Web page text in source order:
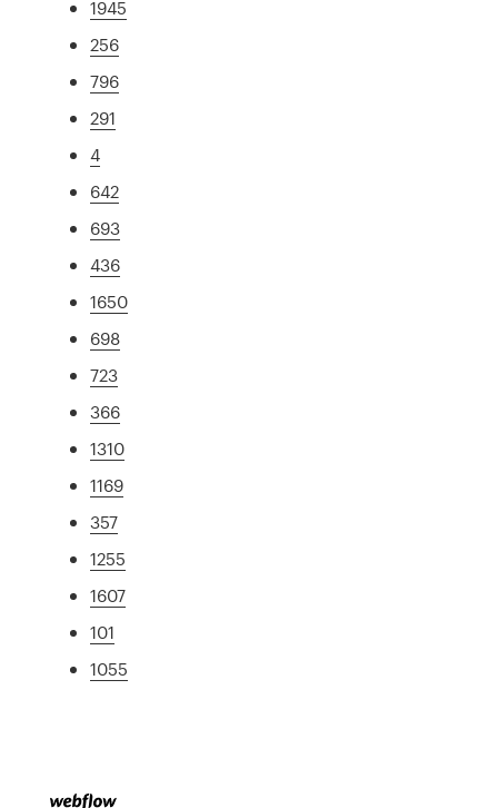
1945
256
796
291
4
642
693
436
1650
698
723
366
1310
1169
357
1255
1607
101
1055